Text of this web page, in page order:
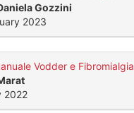
Gozzini
2023
Vodder e Fibromialgia
2022